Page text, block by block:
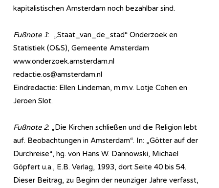
kapitalistischen Amsterdam noch bezahlbar sind.
Fußnote 1: „Staat_van_de_stad“ Onderzoek en
Statistiek (O&S), Gemeente Amsterdam
www.onderzoek.amsterdam.nl
redactie.os@amsterdam.nl
Eindredactie: Ellen Lindeman, m.m.v. Lotje Cohen en
Jeroen Slot.
Fußnote 2: „Die Kirchen schließen und die Religion lebt
auf. Beobachtungen in Amsterdam“. In: „Götter auf der
Durchreise“, hg. von Hans W. Dannowski, Michael
Göpfert u.a., E.B. Verlag, 1993, dort Seite 40 bis 54.
Dieser Beitrag, zu Beginn der neunziger Jahre verfasst,